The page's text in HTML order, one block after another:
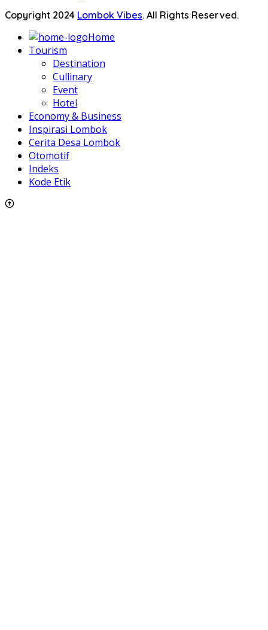
Copyright 2024 Lombok Vibes. All Rights Reserved.
Home
Tourism
Destination
Cullinary
Event
Hotel
Economy & Business
Inspirasi Lombok
Cerita Desa Lombok
Otomotif
Indeks
Kode Etik